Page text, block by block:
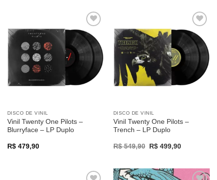
Adicionar
a lista de
desejos
DISCO DE VINIL
Vinil Twenty One Pilots –
Blurryface – LP Duplo
R$479,90
Adicionar
a lista de
desejos
DISCO DE VINIL
Vinil Twenty One Pilots –
Trench – LP Duplo
R$549,90
Original
R$499,90Current